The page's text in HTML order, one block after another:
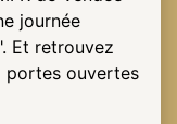
journée
Et retrouvez
portes ouvertes